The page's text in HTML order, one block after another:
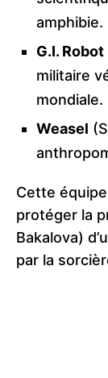
amphibie.
G.I. Robot
militaire
mondiale.
Weasel
Cette
protéger la
Bakalova)
par la